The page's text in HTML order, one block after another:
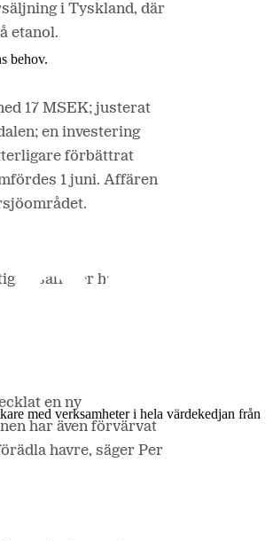
behov.
med verksamheter i hela värdekedjan från
i Tyskland, där
etanol.
17 MSEK; justerat
en investering
förbättrat
1 juni. Affären
har
en ny
har även förvärvat
havre, säger Per